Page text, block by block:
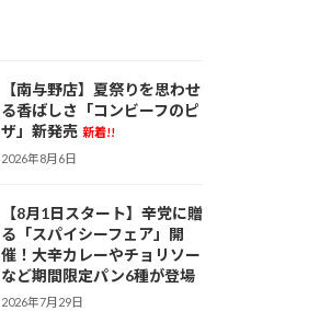
【南与野店】夏祭りを思わせ
る香ばしさ「コンビーフのピ
ザ」新発売 新着!!
2026年8月6日
【8月1日スタート】辛党に贈
る「スパイシーフェア」開
催！大辛カレーやチョリソー
など期間限定パン6種が登場
2026年7月29日